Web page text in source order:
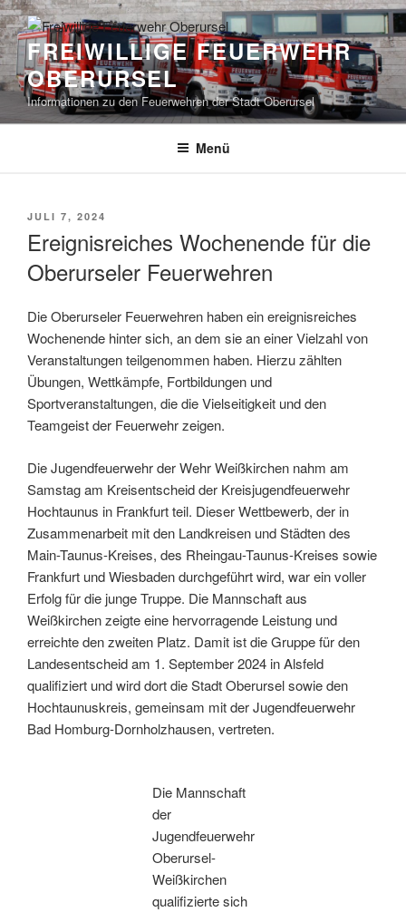
Zum
Inhalt
springenFREIWILLIGE FEUERWEHR
OBERURSEL
Informationen zu den Feuerwehren der Stadt Oberursel
Menü
VERÖFFENTLICHT
JULI 7, 2024
Ereignisreiches Wochenende für die
Oberurseler Feuerwehren
Die Oberurseler Feuerwehren haben ein ereignisreiches
Wochenende hinter sich, an dem sie an einer Vielzahl von
Veranstaltungen teilgenommen haben. Hierzu zählten
Übungen, Wettkämpfe, Fortbildungen und
Sportveranstaltungen, die die Vielseitigkeit und den
Teamgeist der Feuerwehr zeigen.
Die Jugendfeuerwehr der Wehr Weißkirchen nahm am
Samstag am Kreisentscheid der Kreisjugendfeuerwehr
Hochtaunus in Frankfurt teil. Dieser Wettbewerb, der in
Zusammenarbeit mit den Landkreisen und Städten des
Main-Taunus-Kreises, des Rheingau-Taunus-Kreises sowie
Frankfurt und Wiesbaden durchgeführt wird, war ein voller
Erfolg für die junge Truppe. Die Mannschaft aus
Weißkirchen zeigte eine hervorragende Leistung und
erreichte den zweiten Platz. Damit ist die Gruppe für den
Landesentscheid am 1. September 2024 in Alsfeld
qualifiziert und wird dort die Stadt Oberursel sowie den
Hochtaunuskreis, gemeinsam mit der Jugendfeuerwehr
Bad Homburg-Dornholzhausen, vertreten.
Die Mannschaft
der
Jugendfeuerwehr
Oberursel-
Weißkirchen
qualifizierte sich